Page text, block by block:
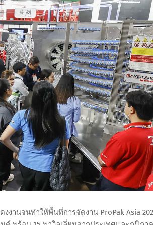
งานจนทำให้พื้นที่การจัดงาน ProPak Asia